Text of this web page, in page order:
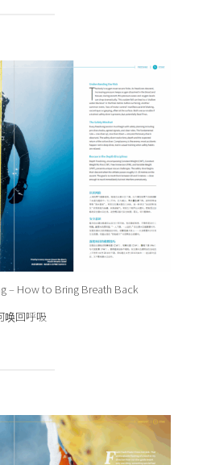
– How to Bring Breath Back
回呼吸